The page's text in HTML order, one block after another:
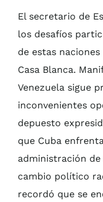
El secretario de
los desafíos
de estas
Casa Blanca.
Venezuela sigue
inconvenientes
depuesto
que Cuba
administración
cambio político
recordó que se